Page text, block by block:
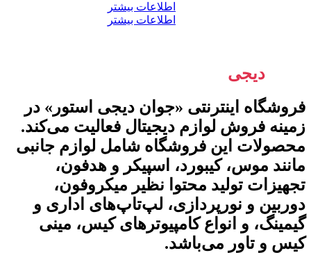
اطلاعات بیشتر
اطلاعات بیشتر
دیجی
فروشگاه اینترنتی «جوان دیجی استور» در
زمینه فروش لوازم دیجیتال فعالیت می‌کند.
محصولات این فروشگاه شامل لوازم جانبی
مانند موس، کیبورد، اسپیکر و هدفون،
تجهیزات تولید محتوا نظیر میکروفون،
دوربین و نورپردازی، لپ‌تاپ‌های اداری و
گیمینگ، و انواع کامپیوترهای کیس، مینی
کیس و تاور می‌باشد.